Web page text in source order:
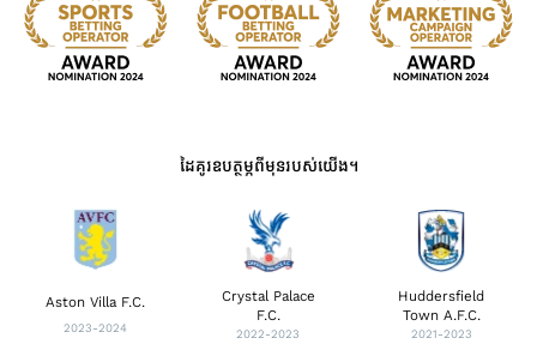
ដៃគូរឧបត្ថម្ភពីមុនរបស់យើង។
Aston Villa F.C.
2023-2024
Crystal Palace
F.C.
2022-2023
Huddersfield
Town A.F.C.
2021-2023